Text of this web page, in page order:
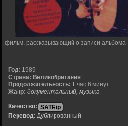
фильм, рассказывающий о записи альбома
Год: 1989
Страна: Великобритания
Продолжительность: 1 час 6 минут
Жанр: документальный, музыка
Качество: SATRip
Перевод: Дублированный